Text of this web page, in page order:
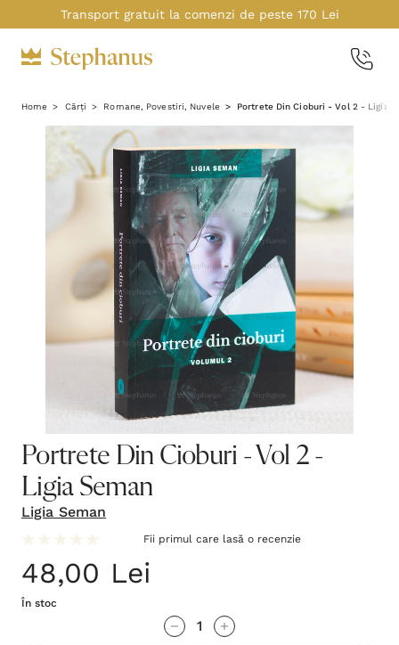
Transport gratuit la comenzi de peste 170 Lei
Home Cărți Romane, Povestiri, Nuvele Portrete Din Cioburi - Vol 2 - Ligia
Portrete Din Cioburi - Vol 2 -
Ligia Seman
Ligia Seman
Fii primul care lasă o recenzie
48,00 Lei
În stoc